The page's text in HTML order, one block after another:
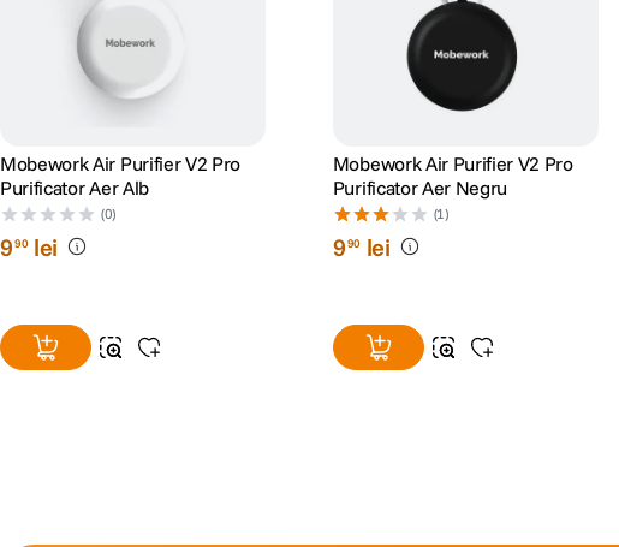
Mobework Air Purifier V2 Pro
Purificator Aer Alb
(0)
990 lei
Mobework Air Purifier V2 Pro
Purificator Aer Negru
(1)
990 lei